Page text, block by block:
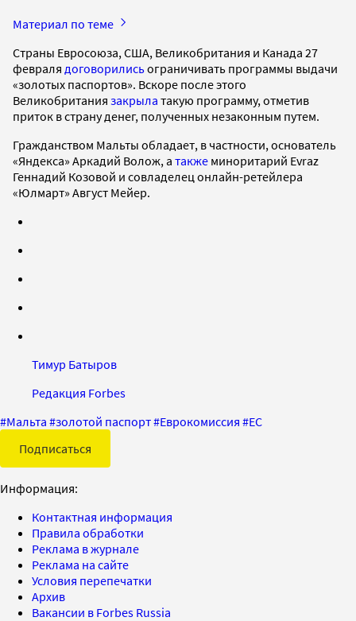
Материал по теме
Страны Евросоюза, США, Великобритания и Канада 27
февраля договорилисьограничивать программы выдачи
«золотых паспортов». Вскоре после этого
Великобритания закрыла такую программу, отметив
приток в страну денег, полученных незаконным путем.
Гражданством Мальты обладает, в частности, основатель
«Яндекса» Аркадий Волож, а также миноритарий Evraz
Геннадий Козовой и совладелец онлайн-ретейлера
«Юлмарт» Август Мейер.
Тимур Батыров
Редакция Forbes
#Мальта #золотой паспорт#Еврокомиссия #ЕС
Подписаться
Информация:
Контактная информация
Правила обработки
Реклама в журнале
Реклама на сайте
Условия перепечатки
Архив
Вакансии в Forbes Russia